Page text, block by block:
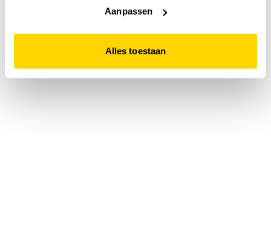
website niet optimaal functioneert.
Aanpassen
Alles toestaan